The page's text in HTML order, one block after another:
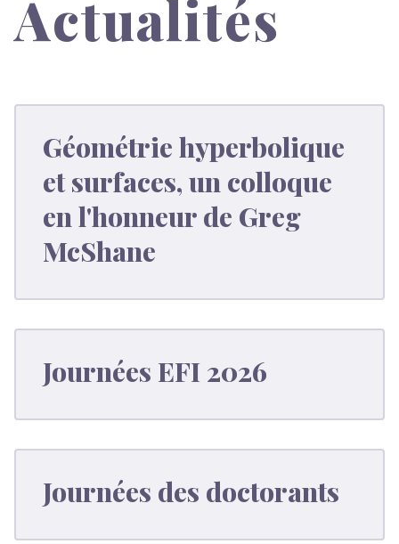
Actualités
Géométrie hyperbolique
et surfaces, un colloque
en l'honneur de Greg
McShane
Journées EFI 2026
Journées des doctorants